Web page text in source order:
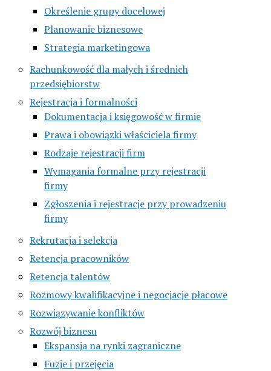
Określenie grupy docelowej
Planowanie biznesowe
Strategia marketingowa
Rachunkowość dla małych i średnich
przedsiębiorstw
Rejestracja i formalności
Dokumentacja i księgowość w firmie
Prawa i obowiązki właściciela firmy
Rodzaje rejestracji firm
Wymagania formalne przy rejestracji
firmy
Zgłoszenia i rejestracje przy prowadzeniu
firmy
Rekrutacja i selekcja
Retencja pracowników
Retencja talentów
Rozmowy kwalifikacyjne i negocjacje płacowe
Rozwiązywanie konfliktów
Rozwój biznesu
Ekspansja na rynki zagraniczne
Fuzje i przejęcia